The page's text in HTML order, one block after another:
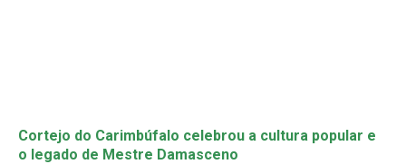
Cortejo do Carimbúfalo celebrou a cultura popular e
o legado de Mestre Damasceno